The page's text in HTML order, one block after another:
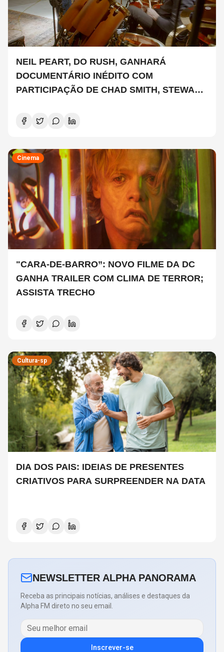
NEIL PEART, DO RUSH, GANHARÁ
DOCUMENTÁRIO INÉDITO COM
PARTICIPAÇÃO DE CHAD SMITH, STEWART
Cinema
"CARA-DE-BARRO”: NOVO FILME DA DC
GANHA TRAILER COM CLIMA DE TERROR;
ASSISTA TRECHO
Cultura-sp
DIA DOS PAIS: IDEIAS DE PRESENTES
CRIATIVOS PARA SURPREENDER NA DATA
NEWSLETTER ALPHA PANORAMA
Receba as principais notícias, análises e destaques da
Alpha FM direto no seu email.
Inscrever-se